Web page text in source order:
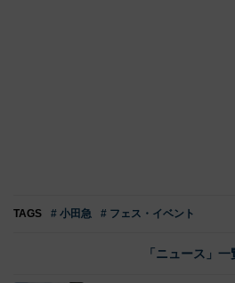
TAGS # 小田急 # フェス・イベント
「ニュース」一